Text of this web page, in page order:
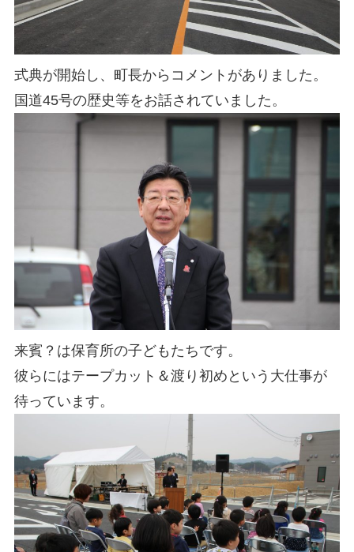
式典が開始し、町長からコメントがありました。
国道45号の歴史等をお話されていました。
来賓？は保育所の子どもたちです。
彼らにはテープカット＆渡り初めという大仕事が
待っています。